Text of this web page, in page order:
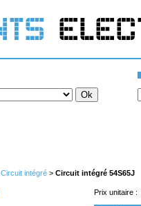
Circuit intégré > Circuit intégré 54S65J
Prix unitaire :